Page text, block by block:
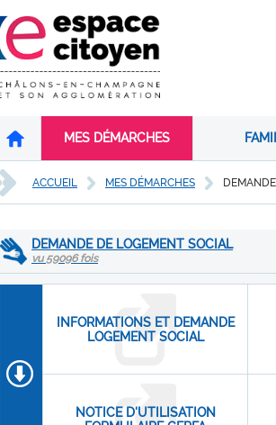
MES DÉMARCHES
ACCUEIL MES DÉMARCHES
DEMANDE DE LOGEMENT SOCIAL
vu 59096 fois
INFORMATIONS ET DEMANDE
LOGEMENT SOCIAL
NOTICE D'UTILISATION